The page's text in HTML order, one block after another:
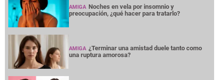
AMIGA Noches en vela por insomnio y
preocupación, ¿qué hacer para tratarlo?
AMIGA ¿Terminar una amistad duele tanto como
una ruptura amorosa?